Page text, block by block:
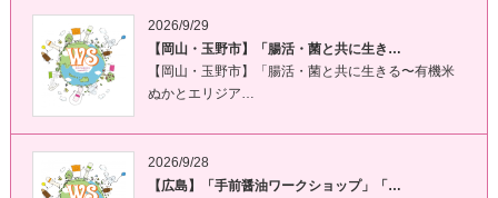
2026/9/29
【岡山・玉野市】「腸活・菌と共に生き…
【岡山・玉野市】「腸活・菌と共に生きる〜有機米
ぬかとエリジア…
2026/9/28
【広島】「手前醤油ワークショップ」「…